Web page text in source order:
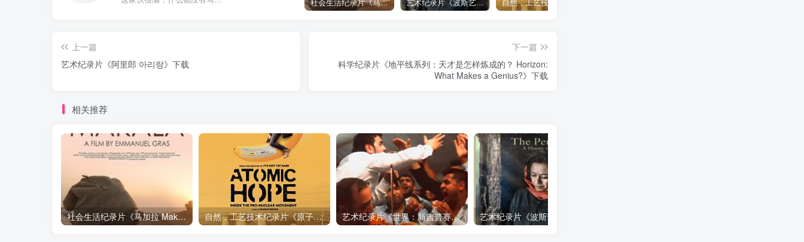
社会生活纪录片《马加拉 Makala》下载 艺术纪录片《波斯艺术 Art of Persia》下载
上一篇
艺术纪录片《阿里郎 아리랑》下载
下一篇
科学纪录片《地平线系列：天才是怎样炼成的？ Horizon:
What Makes a Genius?》下载
相关推荐
社会生活纪录片《马加拉 Makala》下载 自然，工艺技术纪录片《原子能的希望 Atomic Hope – Inside the Pro-Nuclear Movement》下载 艺术纪录片《世界：新吉普赛之王 This World: The New Gypsy Kings》下载